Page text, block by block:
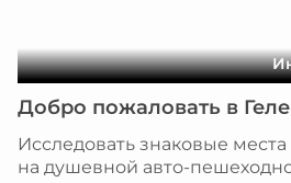
Добро пожаловать в
Исследовать знаковые
на душевной авто-